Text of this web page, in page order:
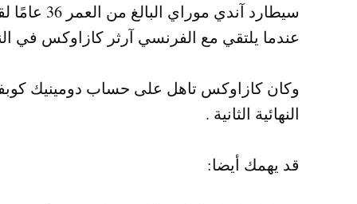
سيطارد
عندما يلتقي مع الفرنسي آرثر كازاوكس في
النهائية الثانية .
قد يهمك أيضا: